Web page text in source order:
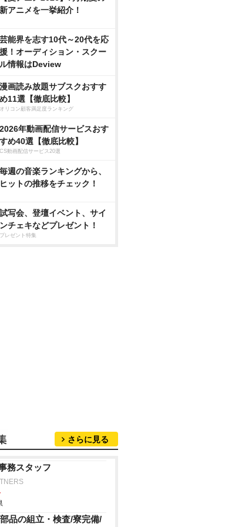
新アニメを一挙紹介！
芸能界を志す10代～20代を応
援！オーディション・スクー
ル情報はDeview
漫画読み放題サブスクおすす
め11選【徹底比較】
オリコン顧客満足度ランキング
2026年動画配信サービスおす
すめ40選【徹底比較】
CS動画配信サービス20選
毎週の音楽ランキングから、
ヒットの推移をチェック！
試写会、登壇イベント、サイ
ンチェキなどプレゼント！
プレゼント特集
さらに見る
務スタッフ
品の組立・検査/寮完備/